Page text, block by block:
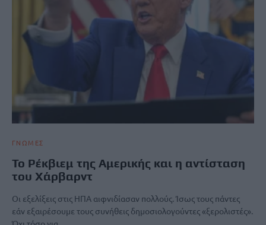
ΓΝΩΜΕΣ
Το Ρέκβιεμ της Αμερικής και η αντίσταση
του Χάρβαρντ
Οι εξελίξεις στις ΗΠΑ αιφνιδίασαν πολλούς. Ίσως τους πάντες
εάν εξαιρέσουμε τους συνήθεις δημοσιολογούντες «ξερολιστές».